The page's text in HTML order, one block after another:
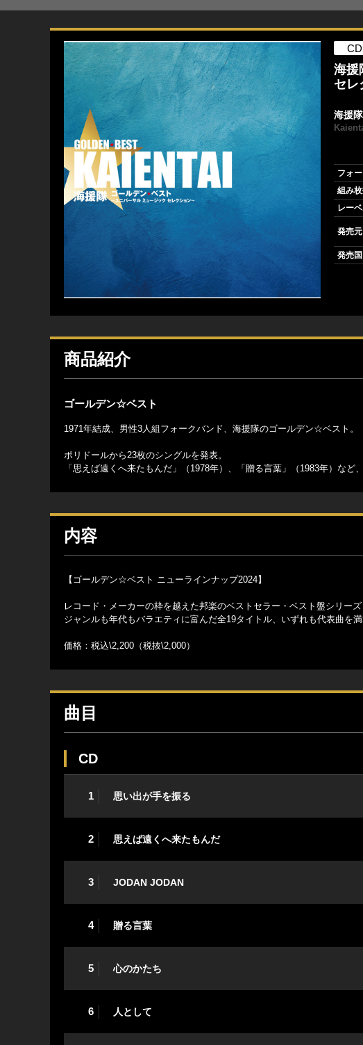
CD
海援
セレ
海援隊
フォ
組み
レー
発売元
発売国
商品紹介
ゴールデン☆ベスト
1971年結成、男性3人組フォークバンド、海援隊のゴールデン☆ベスト。
ポリドールから23枚のシングルを発表。
「思えば遠くへ来たもんだ」（1978年）、「贈る言葉」（1983年）など
内容
【ゴールデン☆ベスト ニューラインナップ2024】
レコード・メーカーの枠を越えた邦楽のベストセラー・ベスト盤シリー
ジャンルも年代もバラエティに富んだ全19タイトル、いずれも代表曲を満
価格：税込\2,200（税抜\2,000）
曲目
CD
1 思い出が手を振る
2 思えば遠くへ来たもんだ
3 JODAN JODAN
4 贈る言葉
5 心のかたち
6 人として